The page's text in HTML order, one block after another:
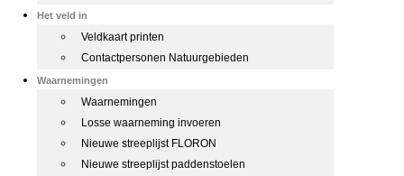
Het veld in
Veldkaart printen
Contactpersonen Natuurgebieden
Waarnemingen
Waarnemingen
Losse waarneming invoeren
Nieuwe streeplijst FLORON
Nieuwe streeplijst paddenstoelen